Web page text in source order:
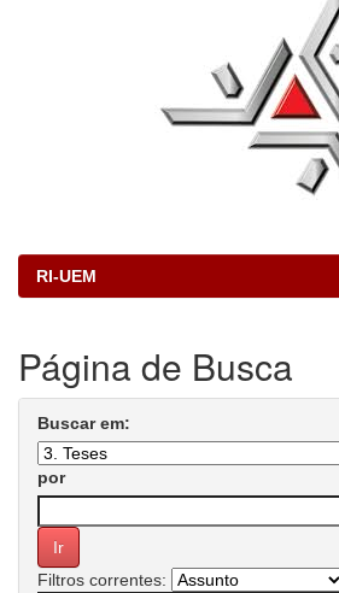
RI-UEM
Página de Busca
Buscar em:
por
Filtros correntes: